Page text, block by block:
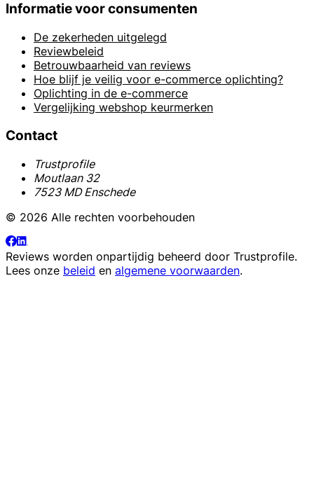
Informatie voor consumenten
De zekerheden uitgelegd
Reviewbeleid
Betrouwbaarheid van reviews
Hoe blijf je veilig voor e-commerce oplichting?
Oplichting in de e-commerce
Vergelijking webshop keurmerken
Contact
Trustprofile
Moutlaan 32
7523 MD Enschede
© 2026 Alle rechten voorbehouden
Reviews worden onpartijdig beheerd door Trustprofile.
Lees onze beleid en algemene voorwaarden.